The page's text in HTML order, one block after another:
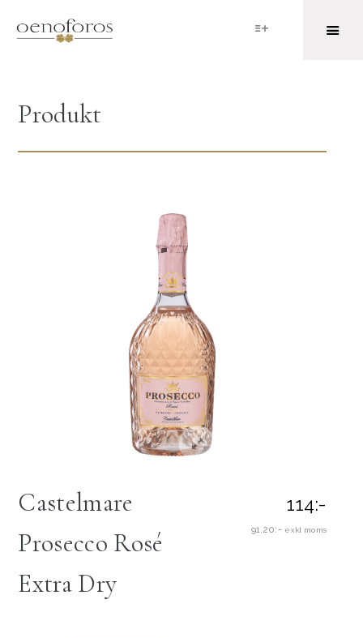
Produkt
Castelmare
Prosecco Rosé
Extra Dry
114:-
91,20:- exkl moms